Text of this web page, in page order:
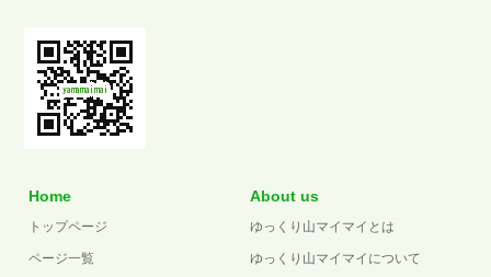
Home
トップページ
ページ一覧
About us
ゆっくり山マイマイとは
ゆっくり山マイマイについて